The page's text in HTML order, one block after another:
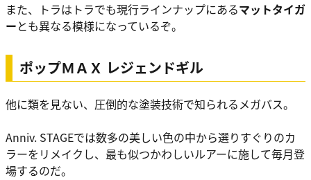
また、トラはトラでも現行ラインナップにあるマットタイガ
ーとも異なる模様になっているぞ。
ポップＭＡＸ レジェンドギル
他に類を見ない、圧倒的な塗装技術で知られるメガバス。
Anniv. STAGEでは数多の美しい色の中から選りすぐりのカ
ラーをリメイクし、最も似つかわしいルアーに施して毎月登
場するのだ。